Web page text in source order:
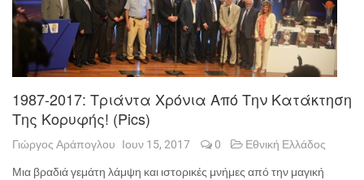
1987-2017: Τριάντα Χρόνια Από Την Κατάκτηση
Της Κορυφής! (pics)
Γιώργος Αράπογλου Ιουν 15, 2017 0 Εθνική Ελλάδος
Μια βραδιά γεμάτη λάμψη και ιστορικές μνήμες από την μαγική